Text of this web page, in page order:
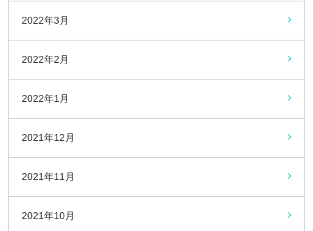
2022年3月
2022年2月
2022年1月
2021年12月
2021年11月
2021年10月